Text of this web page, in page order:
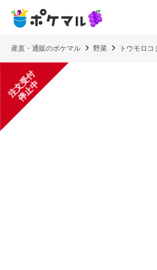
産直・通販のポケマル 野菜 トウモロ
注
文
受
付
停
止
中